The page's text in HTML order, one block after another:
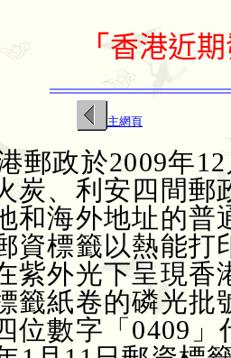
「 香港近
主網頁
郵政於2009年
炭、利安四間郵
和海外地址的普
資標籤以熱能打
紫外光下呈現香
籤紙卷的磷光批
位數字「0409